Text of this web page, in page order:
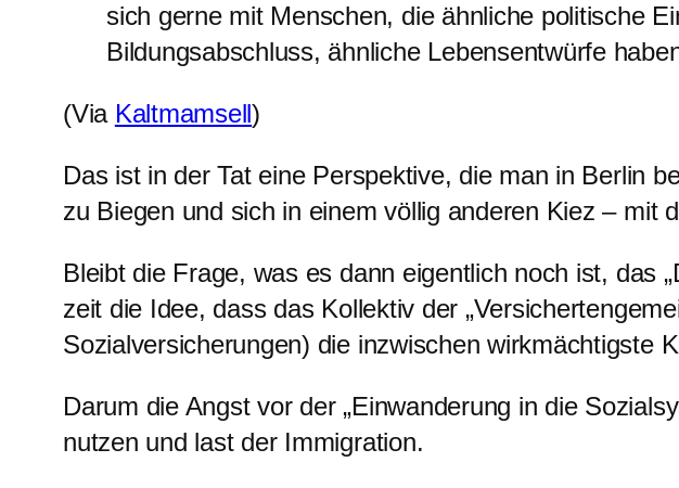
sich gerne mit Menschen, die ähnliche politische
Bildungsabschluss, ähnliche Lebensentwürfe
(Via Kaltmamsell)
Das ist in der Tat eine Perspektive, die man in Berlin
zu Biegen und sich in einem völlig anderen Kiez – mit
Bleibt die Frage, was es dann eigentlich noch ist, das
zeit die Idee, dass das Kollektiv der
Sozialversicherungen) die inzwischen wirkmächtigste
Darum die Angst vor der „Einwanderung in die
nutzen und last der Immigration.